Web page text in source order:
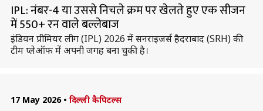
IPL: नंबर-4 या उससे निचले क्रम पर खेलते हुए एक सीजन
में 550+ रन वाले बल्लेबाज
इंडियन प्रीमियर लीग (IPL) 2026 में सनराइजर्स हैदराबाद (SRH) की
टीम प्लेऑफ में अपनी जगह बना चुकी है।
17 May 2026 • दिल्ली कैपिटल्स